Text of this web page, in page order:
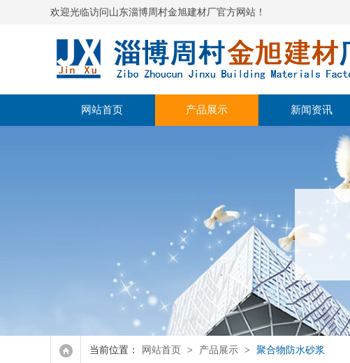
欢迎光临访问山东淄博周村金旭建材厂官方网站！
网站首页 产品展示
聚合物修补砂浆
微膨胀水泥
聚合物防水砂浆
聚合物粘结砂浆
强力瓷砖胶
新闻资讯
行业动态
当前位置： 网站首页 > 产品展示 > 聚合物防水砂浆